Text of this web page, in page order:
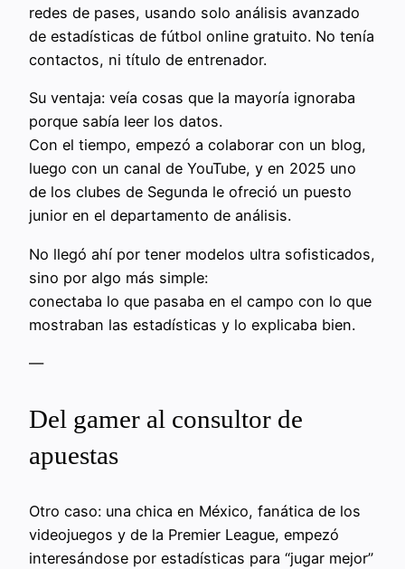
redes de pases, usando solo análisis avanzado
de estadísticas de fútbol online gratuito. No tenía
contactos, ni título de entrenador.
Su ventaja: veía cosas que la mayoría ignoraba
porque sabía leer los datos.
Con el tiempo, empezó a colaborar con un blog,
luego con un canal de YouTube, y en 2025 uno
de los clubes de Segunda le ofreció un puesto
junior en el departamento de análisis.
No llegó ahí por tener modelos ultra sofisticados,
sino por algo más simple:
conectaba lo que pasaba en el campo con lo que
mostraban las estadísticas y lo explicaba bien.
—
Del gamer al consultor de
apuestas
Otro caso: una chica en México, fanática de los
videojuegos y de la Premier League, empezó
interesándose por estadísticas para “jugar mejor”